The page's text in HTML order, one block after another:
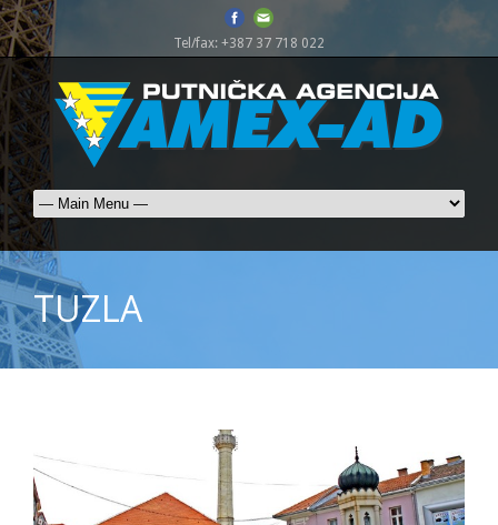
Tel/fax: +387 37 718 022
TUZLA